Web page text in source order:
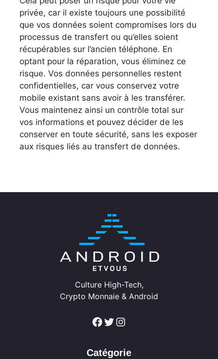
privée, car il existe toujours une possibilité
que vos données soient compromises lors du
processus de transfert ou qu’elles soient
récupérables sur l’ancien téléphone. En
optant pour la réparation, vous éliminez ce
risque. Vos données personnelles restent
confidentielles, car vous conservez votre
mobile existant sans avoir à les transférer.
Vous maintenez ainsi un contrôle total sur
vos informations et pouvez décider de les
conserver en toute sécurité, sans les exposer
aux risques liés au transfert de données.
Culture High-Tech,
Crypto Monnaie & Android
Facebook Twitter Instagram
Catégorie